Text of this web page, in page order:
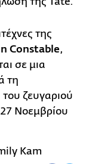
της
Constable,
σε μια
τη
ζευγαριού
Νοεμβρίου